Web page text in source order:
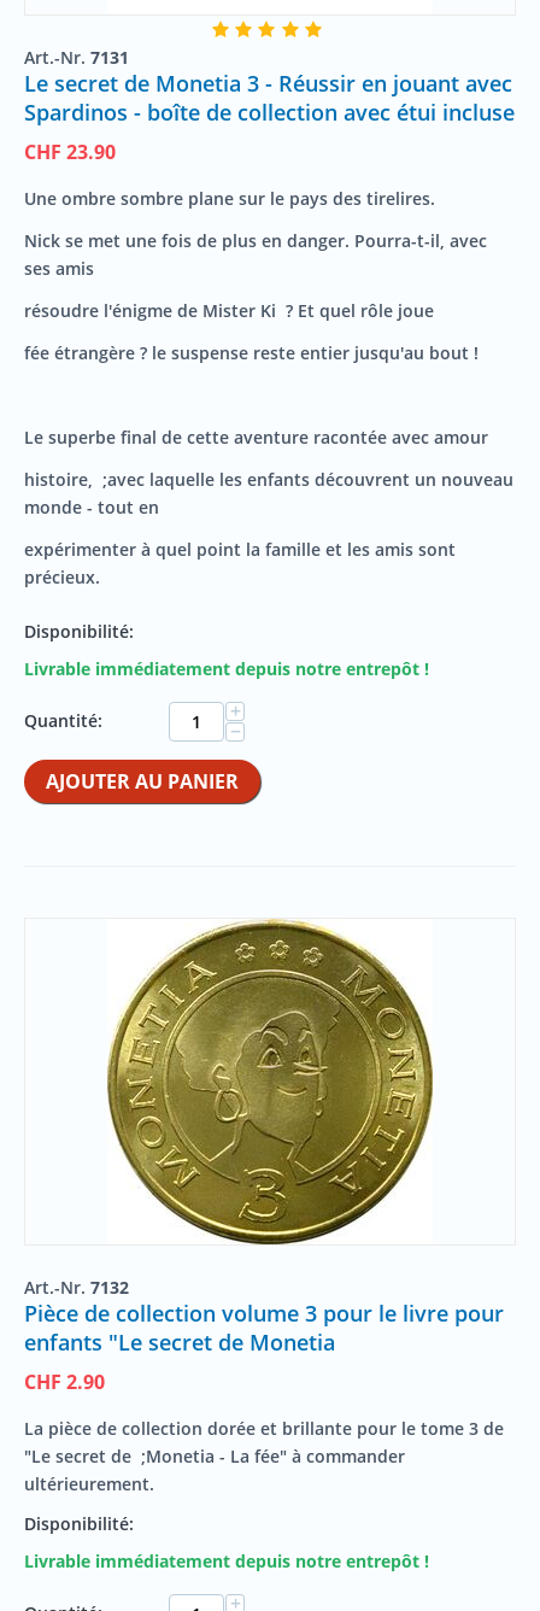
Art.-Nr. 7131
Le secret de Monetia 3 - Réussir en jouant avec
Spardinos - boîte de collection avec étui incluse
CHF 23.90
Une ombre sombre plane sur le pays des tirelires.
Nick se met une fois de plus en danger. Pourra-t-il, avec
ses amis
résoudre l'énigme de Mister Ki ? Et quel rôle joue
fée étrangère ? le suspense reste entier jusqu'au bout !
Le superbe final de cette aventure racontée avec amour
histoire , ;avec laquelle les enfants découvrent un nouveau
monde - tout en
expérimenter à quel point la famille et les amis sont
précieux.
Disponibilité:
Livrable immédiatement depuis notre entrepôt !
Quantité: +
−
AJOUTER AU PANIER
Art.-Nr. 7132
Pièce de collection volume 3 pour le livre pour
enfants "Le secret de Monetia
CHF 2.90
La pièce de collection dorée et brillante pour le tome 3 de
"Le secret de ;Monetia - La fée" à commander
ultérieurement.
Disponibilité:
Livrable immédiatement depuis notre entrepôt !
+